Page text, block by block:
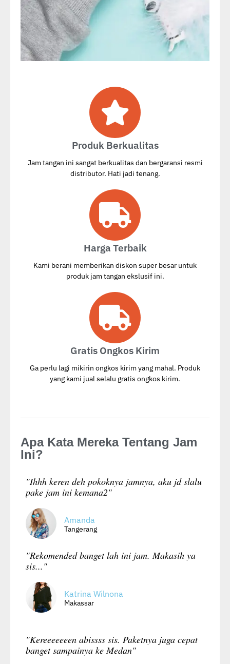
Produk Berkualitas
Jam tangan ini sangat berkualitas dan bergaransi resmi
distributor. Hati jadi tenang.
Harga Terbaik
Kami berani memberikan diskon super besar untuk
produk jam tangan ekslusif ini.
Gratis Ongkos Kirim
Ga perlu lagi mikirin ongkos kirim yang mahal. Produk
yang kami jual selalu gratis ongkos kirim.
Apa Kata Mereka Tentang Jam
Ini?
"Ihhh keren deh pokoknya jamnya, aku jd slalu
pake jam ini kemana2"
Amanda
Tangerang
"Rekomended banget lah ini jam. Makasih ya
sis..."
Katrina Wilnona
Makassar
"Kereeeeeeen abissss sis. Paketnya juga cepat
banget sampainya ke Medan"